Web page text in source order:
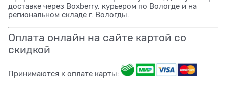
доставке через Boxberry, курьером по Вологде и на
региональном складе г. Вологды.
Оплата онлайн на сайте картой со
скидкой
Принимаются к оплате карты: